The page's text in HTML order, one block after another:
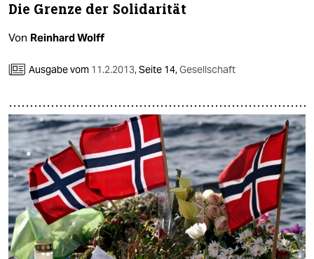
Die Grenze der Solidarität
Von Reinhard Wolff
Ausgabe vom 11.2.2013,Seite 14,Gesellschaft